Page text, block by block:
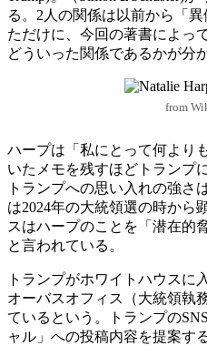
る。2人の関係は以前から「
ただけに、今回の著書によっ
どういった関係であるかが分
from
ハープは「私にとって何より
いたメモを残すほどトランプ
トランプへの思い入れの強さ
は2024年の大統領選の時から
スはハープのことを「潜在的
と言われている。
トランプがホワイトハウスに
オーバスオフィス（大統領執
ているという。トランプの
ャル」への投稿内容を提案す